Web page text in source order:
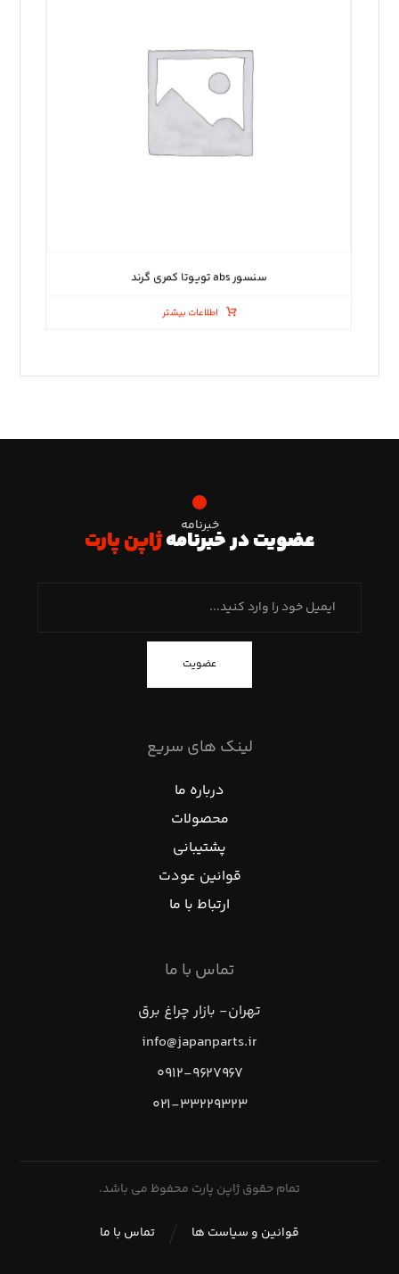
سنسور abs تویوتا کمری گرند
اطلاعات بیشتر
خبرنامه
عضویت در خبرنامهژاپن پارت
عضویت
لینک های سریع
درباره ما
محصولات
پشتیبانی
قوانین عودت
ارتباط با ما
تماس با ما
تهران- بازار چراغ برق
info@japanparts.ir
۰۹۱۲-۹۶۲۷۹۶۷
۰۲۱-۳۳۲۲۹۳۲۳
تمام حقوق ژاپن پارت محفوظ می باشد.
تماس با ما قوانین و سیاست ها